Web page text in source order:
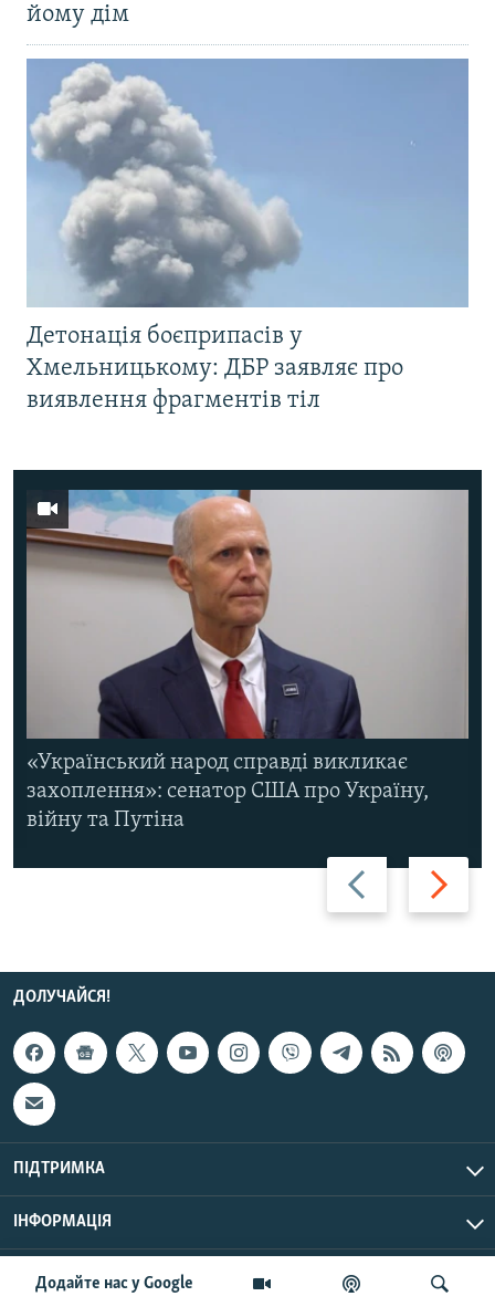
Додайте нас у Google
йому дім
Детонація боєприпасів у
Хмельницькому: ДБР заявляє про
виявлення фрагментів тіл
Назад Вперед
«Український народ справді викликає
захоплення»: сенатор США про Україну,
війну та Путіна
ДОЛУЧАЙСЯ!
ПІДТРИМКА
ІНФОРМАЦІЯ
© Радіо Свобода, 2026 | Усі права застережено.
UTC+3